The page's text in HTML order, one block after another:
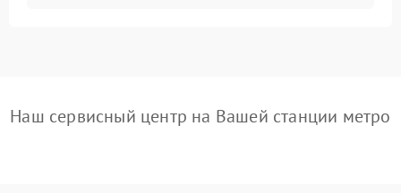
Наш сервисный центр на Вашей станции метро